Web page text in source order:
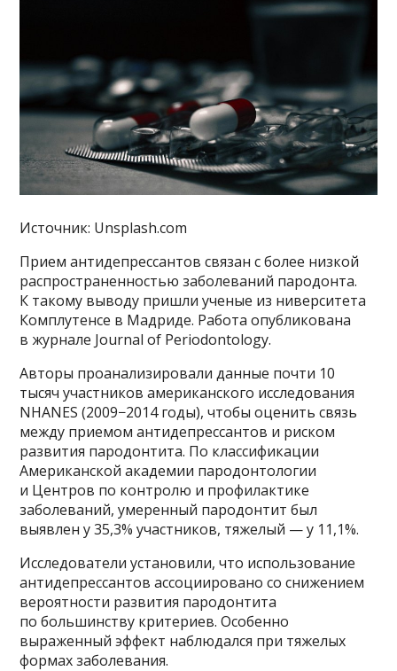
Источник: Unsplash.com
Прием антидепрессантов связан с более низкой
распространенностью заболеваний пародонта.
К такому выводу пришли ученые из ниверситета
Комплутенсе в Мадриде. Работа опубликована
в журнале Journal of Periodontology.
Авторы проанализировали данные почти 10
тысяч участников американского исследования
NHANES (2009−2014 годы), чтобы оценить связь
между приемом антидепрессантов и риском
развития пародонтита. По классификации
Американской академии пародонтологии
и Центров по контролю и профилактике
заболеваний, умеренный пародонтит был
выявлен у 35,3% участников, тяжелый — у 11,1%.
Исследователи установили, что использование
антидепрессантов ассоциировано со снижением
вероятности развития пародонтита
по большинству критериев. Особенно
выраженный эффект наблюдался при тяжелых
формах заболевания.